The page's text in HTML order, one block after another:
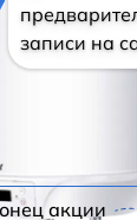
записи на
акции